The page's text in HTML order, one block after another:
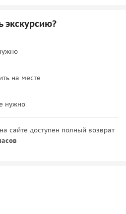
экскурсию?
на месте
нужно
сайте доступен полный возврат